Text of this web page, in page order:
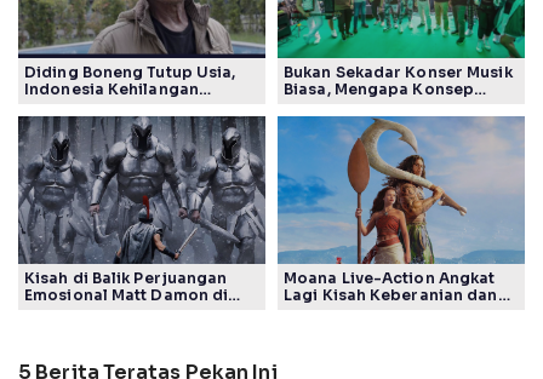
Diding Boneng Tutup Usia,
Indonesia Kehilangan
Generasi
Bukan Sekadar Konser Musik
Biasa, Mengapa Konsep
Tuai Pujian Banyak Pihak
Kisah di Balik Perjuangan
Emosional Matt Damon di
Moana Live-Action Angkat
Lagi Kisah Keberanian dan
5 Berita Teratas Pekan Ini